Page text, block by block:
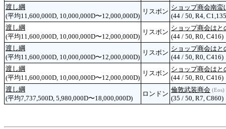
渡し綱
(平均11,600,000D, 10,000,000D〜12,000,000D)
リスボン
ショップ商会南蛮
(44 / 50, R4,
渡し綱
(平均11,600,000D, 10,000,000D〜12,000,000D)
リスボン
ショップ商会はと
(44 / 50, R0, C416)
渡し綱
(平均11,600,000D, 10,000,000D〜12,000,000D)
リスボン
ショップ商会はと
(44 / 50, R0, C416)
渡し綱
(平均11,600,000D, 10,000,000D〜12,000,000D)
リスボン
ショップ商会はと
(44 / 50, R0, C416)
渡し綱
(平均7,737,500D, 5,980,000D〜18,000,000D)
ロンドン
倫敦武装商会 (Eos)
(35 / 50, R7, C860)